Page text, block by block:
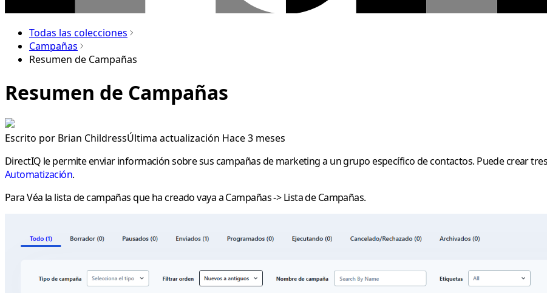
Todas las colecciones
Campañas
Resumen de Campañas
Resumen de Campañas
Escrito por Brian ChildressÚltima actualización Hace 3 meses
DirectIQ le permite enviar información sobre sus campañas de marketing a un grupo específico de contactos. Puede crear
Automatización.
Para Véa la lista de campañas que ha creado vaya aCampañas->Lista de Campañas.